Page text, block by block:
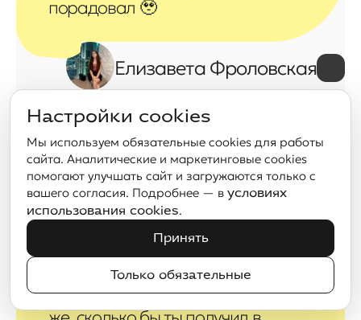
порадовал 🥹
Елизавета Фроловская
Много информации, которая
подается размеренно и умело,
очень интересно и красочно, чего
часто не хватает в других онлайн
школах. Я получала наслаждение
и каждый новый месяц
приобретала незаменимую базу
во всех нужных мне темах. При
доступной цене дается столько
Настройки cookies
Мы используем обязательные cookies для работы
сайта. Аналитические и маркетинговые cookies
помогают улучшать сайт и загружаются только с
вашего согласия. Подробнее — в условиях
использования cookies.
Только обязательные
Принять